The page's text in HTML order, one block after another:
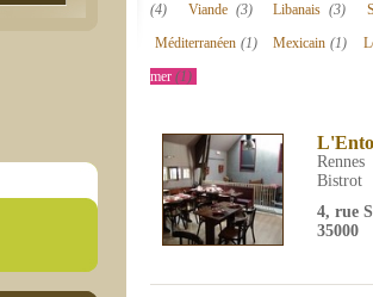
(4)
Viande (3) Libanais(3)
Méditerranéen (1) Mexicain(1)
mer (1)
Rennes
Bistrot
4, rue
35000